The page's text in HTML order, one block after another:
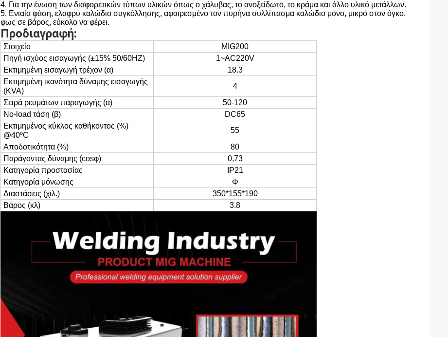
4. Για την ένωση των διαφορετικών τύπων υλικών όπως ο χάλυβας, το ανοξείδωτο, το κράμα και άλλο υλικό μετάλλων.
5. Ενιαία φάση, ελαφρύ καλώδιο συγκόλλησης, αφαιρεσμένο τον πυρήνα συλλίπασμα καλώδιο μόνο, μικρό στον όγκο,
φως σε βάρος, εύκολο να φέρει.
Προδιαγραφή:
Στοιχείο
MIG200
Πηγή ισχύος εισαγωγής (±15% 50/60HZ)
1~AC220V
Εκτιμημένη εισαγωγή τρέχον (α)
18.3
Εκτιμημένη ικανότητα δύναμης εισαγωγής
(KVA)
4
Σειρά ρευμάτων παραγωγής (α)
50-120
No-load τάση (β)
DC65
Εκτιμημένος κύκλος καθήκοντος (%)
@40ºC
55
Αποδοτικότητα (%)
80
Παράγοντας δύναμης (cosφ)
0,73
Κατηγορία προστασίας
IP21
Κατηγορία μόνωσης
Φ
Διαστάσεις (χιλ.)
350*155*190
Βάρος (κλ)
3.8